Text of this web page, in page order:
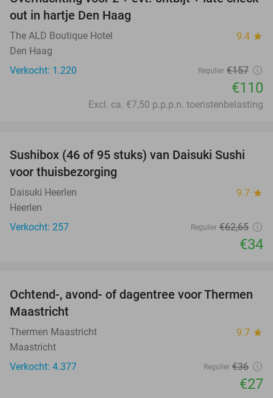
out in hartje Den Haag
The ALD Boutique Hotel 9.4 star
Den Haag
Verkocht: 1.220
Regulier €157
€110
Excl. ca. €7,50 p.p.p.n. toeristenbelasting
46%
Sushibox (46 of 95 stuks) van Daisuki Sushi
voor thuisbezorging
Daisuki Heerlen 9.7 star
Heerlen
Verkocht: 257
Regulier €62,65
€34
25%
Ochtend-, avond- of dagentree voor Thermen
Maastricht
Thermen Maastricht 9.7 star
Maastricht
Verkocht: 4.377
Regulier €36
€27